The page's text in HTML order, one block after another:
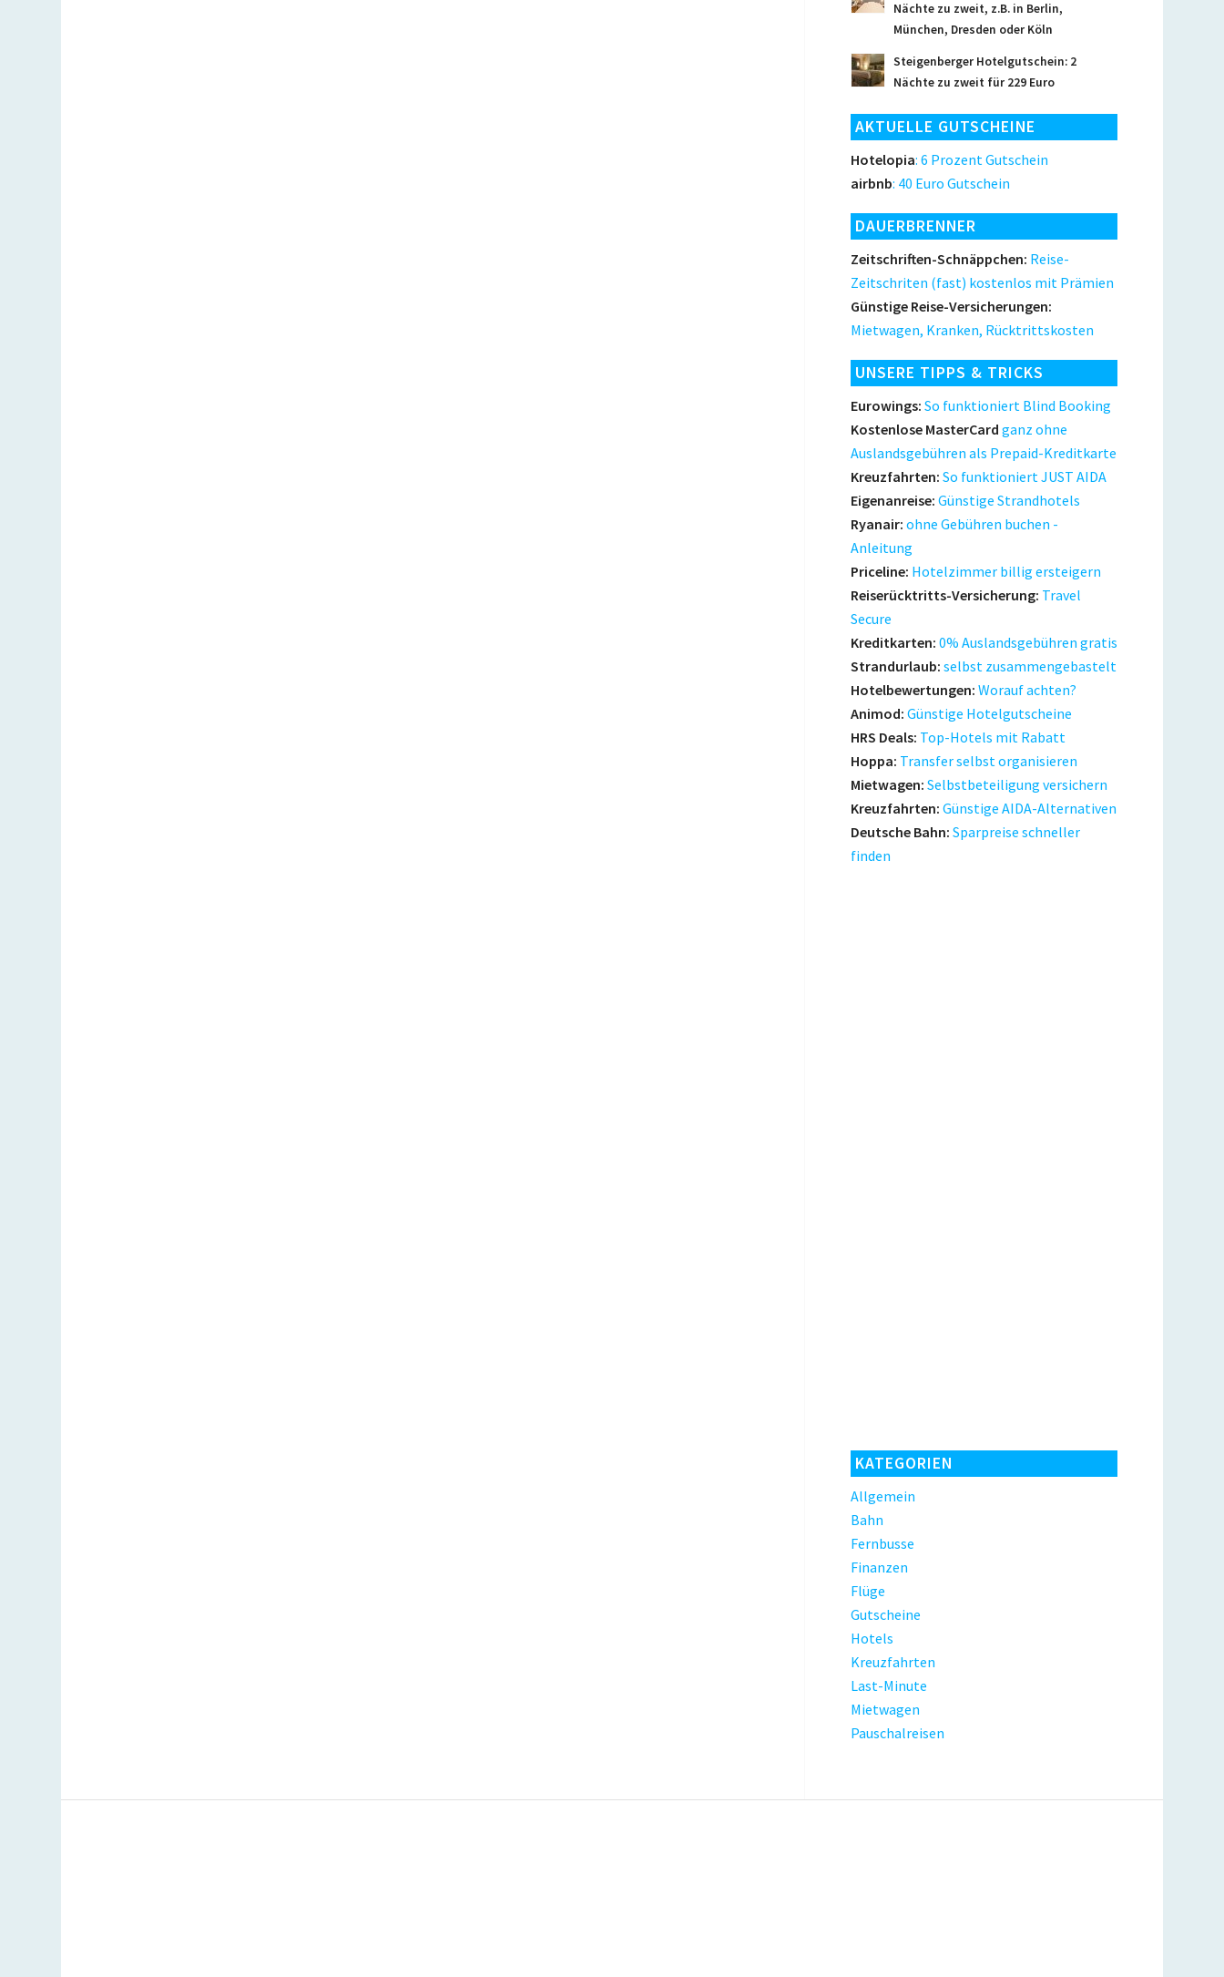
Nächte zu zweit, z.B. in Berlin,
München, Dresden oder Köln
Steigenberger Hotelgutschein: 2
Nächte zu zweit für 229 Euro
AKTUELLE GUTSCHEINE
Hotelopia: 6 Prozent Gutschein
airbnb: 40 Euro Gutschein
DAUERBRENNER
Zeitschriften-Schnäppchen: Reise-
Zeitschriten (fast) kostenlos mit Prämien
Günstige Reise-Versicherungen:
Mietwagen, Kranken, Rücktrittskosten
UNSERE TIPPS & TRICKS
Eurowings: So funktioniert Blind Booking
Kostenlose MasterCard ganz ohne
Auslandsgebühren als Prepaid-Kreditkarte
Kreuzfahrten: So funktioniert JUST AIDA
Eigenanreise: Günstige Strandhotels
Ryanair: ohne Gebühren buchen -
Anleitung
Priceline: Hotelzimmer billig ersteigern
Reiserücktritts-Versicherung: Travel
Secure
Kreditkarten: 0% Auslandsgebühren gratis
Strandurlaub: selbst zusammengebastelt
Hotelbewertungen: Worauf achten?
Animod: Günstige Hotelgutscheine
HRS Deals: Top-Hotels mit Rabatt
Hoppa: Transfer selbst organisieren
Mietwagen: Selbstbeteiligung versichern
Kreuzfahrten: Günstige AIDA-Alternativen
Deutsche Bahn: Sparpreise schneller
finden
KATEGORIEN
Allgemein
Bahn
Fernbusse
Finanzen
Flüge
Gutscheine
Hotels
Kreuzfahrten
Last-Minute
Mietwagen
Pauschalreisen